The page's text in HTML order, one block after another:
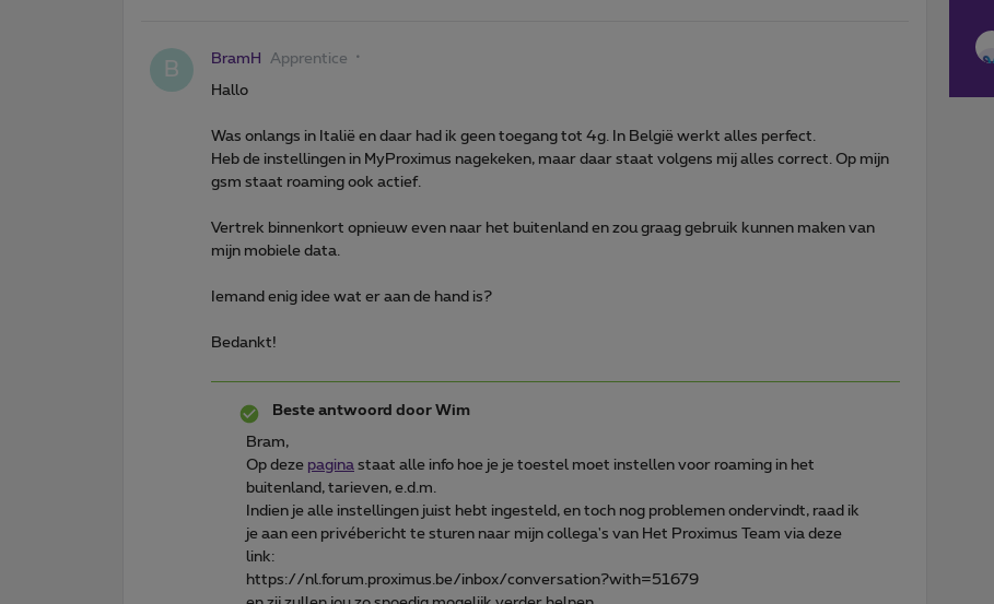
B BramH Apprentice
Hallo
Was onlangs in Italië en daar had ik geen toegang tot 4g. In België werkt alles perfect.
Heb de instellingen in MyProximus nagekeken, maar daar staat volgens mij alles correct. Op mijn
gsm staat roaming ook actief.
Vertrek binnenkort opnieuw even naar het buitenland en zou graag gebruik kunnen maken van
mijn mobiele data.
Iemand enig idee wat er aan de hand is?
Bedankt!
Beste antwoord door Wim
Bram,
Op deze pagina staat alle info hoe je je toestel moet instellen voor roaming in het
buitenland, tarieven, e.d.m.
Indien je alle instellingen juist hebt ingesteld, en toch nog problemen ondervindt, raad ik
je aan een privébericht te sturen naar mijn collega's van Het Proximus Team via deze
link:
https://nl.forum.proximus.be/inbox/conversation?with=51679